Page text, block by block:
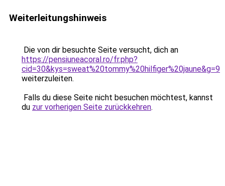
Weiterleitungshinweis
Die von dir besuchte Seite versucht, dich an
https://pensiuneacoral.ro/fr.php?
cid=30&kys=sweat%20tommy%20hilfiger%20jaune&g=9
weiterzuleiten.
Falls du diese Seite nicht besuchen möchtest, kannst
du zur vorherigen Seite zurückkehren.